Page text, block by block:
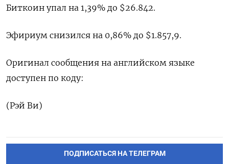
Биткоин упал на 1,39% до $26.842.
Эфириум снизился на 0,86% до $1.857,9.
Оригинал сообщения на английском языке
доступен по коду:
(Рэй Ви)
ПОДПИСАТЬСЯ НА ТЕЛЕГРАМ